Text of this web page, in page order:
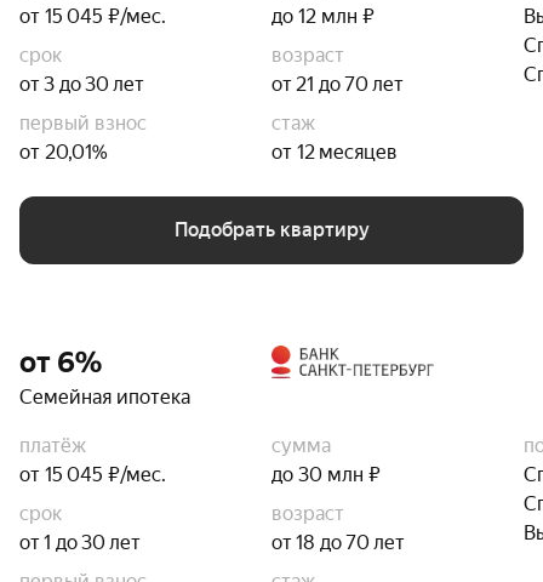
от 15 045 ₽/мес.
до 12 млн ₽
срок
от 3 до 30 лет
возраст
от 21 до 70 лет
первый взнос
от 20,01%
стаж
от 12 месяцев
Подобрать квартиру
от 6%
Семейная ипотека
платёж
от 15 045 ₽/мес.
сумма
до 30 млн ₽
срок
от 1 до 30 лет
возраст
от 18 до 70 лет